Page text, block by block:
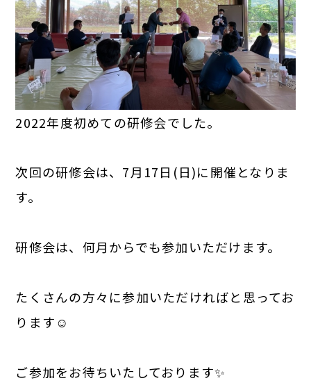
2022年度初めての研修会でした。
次回の研修会は、7月17日(日)に開催となりま
す。
研修会は、何月からでも参加いただけます。
たくさんの方々に参加いただければと思ってお
ります☺
ご参加をお待ちいたしております✨